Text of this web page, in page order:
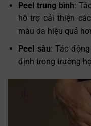
Peel trung bình:
hỗ trợ cải thiện
màu da hiệu quả
Peel sâu: Tác
định trong trường